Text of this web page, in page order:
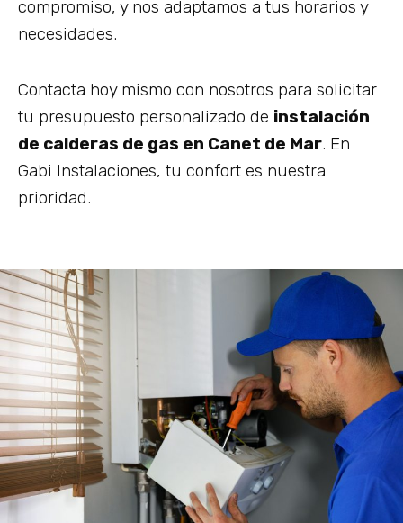
compromiso, y nos adaptamos a tus horarios y
necesidades.
Contacta hoy mismo con nosotros para solicitar
tu presupuesto personalizado de instalación
de calderas de gas en Canet de Mar. En
Gabi Instalaciones, tu confort es nuestra
prioridad.